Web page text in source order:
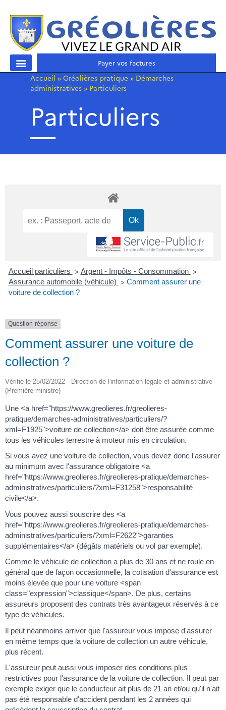
Payer vos factures
Accueil » Gréolières pratique » Démarches
administratives » Particuliers
Particuliers
Accueil particuliers > Argent - Impôts - Consommation >
Assurance automobile (véhicule) > Comment assurer une
voiture de collection ?
Question-réponse
Comment assurer une voiture de
collection ?
Vérifié le 25/02/2022 - Direction de l'information légale et administrative
(Première ministre)
Une <a href="https://www.greolieres.fr/greolieres-
pratique/demarches-administratives/particuliers/?
xml=F1925">voiture de collection</a> doit être assurée comme
tous les véhicules terrestre à moteur mis en circulation.
Si vous avez une voiture de collection, vous devez donc l'assurer
au minimum avec l'assurance obligatoire <a
href="https://www.greolieres.fr/greolieres-pratique/demarches-
administratives/particuliers/?xml=F31258">responsabilité
civile</a>.
Vous pouvez aussi souscrire des <a
href="https://www.greolieres.fr/greolieres-pratique/demarches-
administratives/particuliers/?xml=F2622">garanties
supplémentaires</a> (dégâts matériels ou vol par exemple).
Comme le véhicule de collection a plus de 30 ans et ne roule en
général que de façon occasionnelle, la cotisation d'assurance est
moins élevée que pour une voiture <span
class="expression">classique</span>. De plus, certains
assureurs proposent des contrats très avantageux réservés à ce
type de véhicules.
Il peut néanmoins arriver que l'assureur vous impose d'assurer
en même temps que la voiture de collection un autre véhicule,
plus récent.
L'assureur peut aussi vous imposer des conditions plus
restrictives pour l'assurance de la voiture de collection. Il peut par
exemple exiger que le conducteur ait plus de 21 an et/ou qu'il n'ait
pas été responsable d'accident pendant les 2 années qui